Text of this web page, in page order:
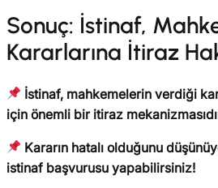
Sonuç: İstinaf,
Kararlarına İtiraz
İstinaf, mahkemelerin verdiği
için önemli bir itiraz
Kararın hatalı olduğunu
istinaf başvurusu yapabilirsiniz!